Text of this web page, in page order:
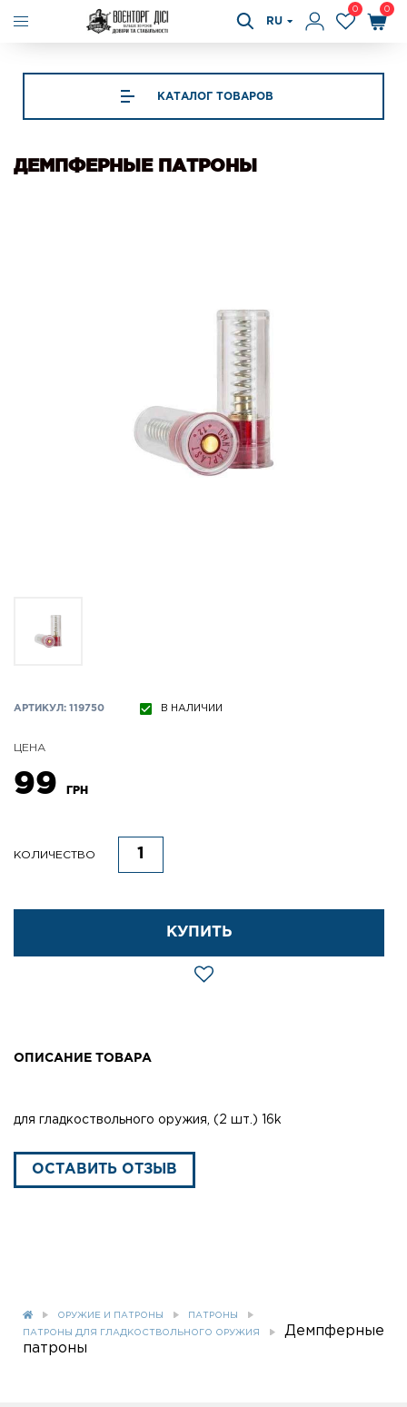
RU
0 0
КАТАЛОГ ТОВАРОВ
ДЕМПФЕРНЫЕ ПАТРОНЫ
АРТИКУЛ: 119750 В НАЛИЧИИ
ЦЕНА
99 ГРН
КОЛИЧЕСТВО
КУПИТЬ
ОПИСАНИЕ ТОВАРА
для гладкоствольного оружия, (2 шт.) 16k
ОСТАВИТЬ ОТЗЫВ
ОРУЖИЕ И ПАТРОНЫ ПАТРОНЫ
ПАТРОНЫ ДЛЯ ГЛАДКОСТВОЛЬНОГО ОРУЖИЯ
Демпферные
патроны